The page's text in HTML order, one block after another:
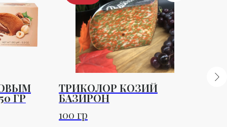
ГР
ТРИКОЛОР КОЗИЙ
БАЗИРОН
100 гр